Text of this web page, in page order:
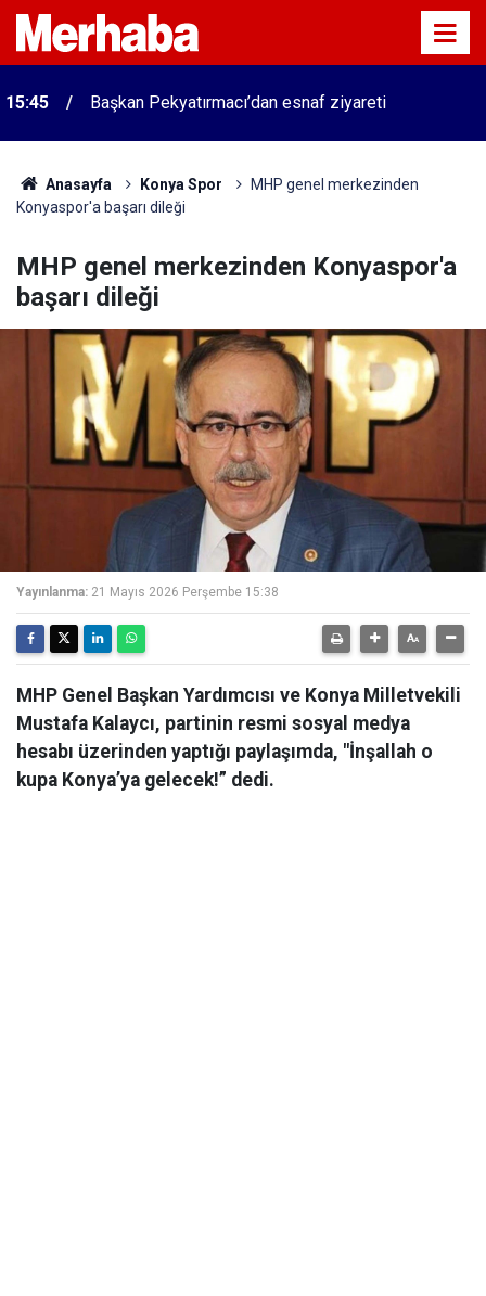
15:45 Başkan Pekyatırmacı’dan esnaf ziyareti
Anasayfa Konya Spor
MHP genel merkezinden
Konyaspor'a başarı dileği
MHP genel merkezinden Konyaspor'a
başarı dileği
Yayınlanma: 21 Mayıs 2026 Perşembe 15:38
MHP Genel Başkan Yardımcısı ve Konya Milletvekili
Mustafa Kalaycı, partinin resmi sosyal medya
hesabı üzerinden yaptığı paylaşımda, "İnşallah o
kupa Konya’ya gelecek!” dedi.